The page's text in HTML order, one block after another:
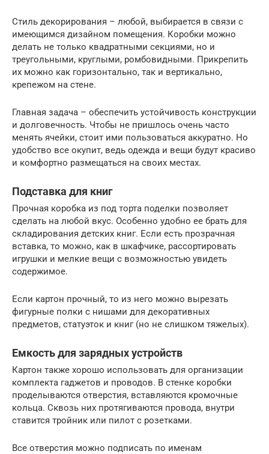
Стиль декорирования – любой, выбирается в связи с
имеющимся дизайном помещения. Коробки можно
делать не только квадратными секциями, но и
треугольными, круглыми, ромбовидными. Прикрепить
их можно как горизонтально, так и вертикально,
крепежом на стене.
Главная задача – обеспечить устойчивость конструкции
и долговечность. Чтобы не пришлось очень часто
менять ячейки, стоит ими пользоваться аккуратно. Но
удобство все окупит, ведь одежда и вещи будут красиво
и комфортно размещаться на своих местах.
Подставка для книг
Прочная коробка из под торта поделки позволяет
сделать на любой вкус. Особенно удобно ее брать для
складирования детских книг. Если есть прозрачная
вставка, то можно, как в шкафчике, рассортировать
игрушки и мелкие вещи с возможностью увидеть
содержимое.
Если картон прочный, то из него можно вырезать
фигурные полки с нишами для декоративных
предметов, статуэток и книг (но не слишком тяжелых).
Емкость для зарядных устройств
Картон также хорошо использовать для организации
комплекта гаджетов и проводов. В стенке коробки
проделываются отверстия, вставляются кромочные
кольца. Сквозь них протягиваются провода, внутри
ставится тройник или пилот с розетками.
Все отверстия можно подписать по именам